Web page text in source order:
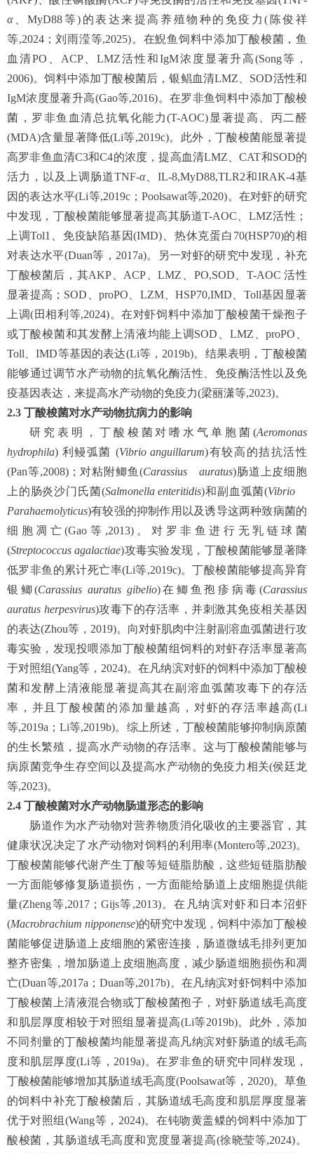
α、MyD88等)的表达来提高养殖物种的免疫力(陈俊祥
等,2024；刘雨滢等,2025)。在鯢鱼饲料中添加丁酸梭菌，鱼
血清PO、ACP、LMZ活性和IgM浓度显著升高(Song等，
2006)。饲料中添加丁酸梭菌后，银鲳血清LMZ、SOD活性和
IgM浓度显著升高(Gao等,2016)。在罗非鱼饲料中添加丁酸梭
菌，罗非鱼血清总抗氧化能力(T-AOC)显著提高、丙二醛
(MDA)含量显著降低(Li等,2019c)。此外，丁酸梭菌能显著提
高罗非鱼血清C3和C4的浓度，提高血清LMZ、CAT和SOD的
活力，以及上调肠道TNF-α、IL-8,MyD88,TLR2和IRAK-4基
因的表达水平(Li等,2019c；Poolsawat等,2020)。在对虾的研究
中发现，丁酸梭菌能够显著提高其肠道T-AOC、LMZ活性；
上调Tol1、免疫缺陷基因(IMD)、热休克蛋白70(HSP70)的相
对表达水平(Duan等，2017a)。另一对虾的研究中发现，补充
丁酸梭菌后，其AKP、ACP、LMZ、PO,SOD、T-AOC 活性
显著提高；SOD、proPO、LZM、HSP70,IMD、Toll基因显著
上调(田相利等,2024)。在对虾饲料中添加丁酸梭菌干燥孢子
或丁酸梭菌和其发酵上清液均能上调SOD、LMZ、proPO、
Toll、IMD等基因的表达(Li等，2019b)。结果表明，丁酸梭菌
能够通过调节水产动物的抗氧化酶活性、免疫酶活性以及免
疫基因表达，来提高水产动物的免疫力(梁丽潇等,2023)。
2.3 丁酸梭菌对水产动物抗病力的影响
研究表明，丁酸梭菌对嗜水气单胞菌(Aeromonas
hydrophila) 利鳗弧菌 (Vibrio anguillarum)有较高的拮抗活性
(Pan等,2008)；对粘附鲫鱼(Carassius auratus)肠道上皮细胞
上的肠炎沙门氏菌(Salmonella enteritidis)和副血弧菌(Vibrio
Parahaemolyticus)有较强的抑制作用以及诱导这两种致病菌的
细胞凋亡(Gao等,2013)。对罗非鱼进行无乳链球菌
(Streptococcus agalactiae)攻毒实验发现，丁酸梭菌能够显著降
低罗非鱼的累计死亡率(Li等,2019c)。丁酸梭菌能够提高异育
银鲫(Carassius auratus gibelio)在鲫鱼孢疹病毒(Carassius
auratus herpesvirus)攻毒下的存活率，并刺激其免疫相关基因
的表达(Zhou等，2019)。向对虾肌肉中注射副溶血弧菌进行攻
毒实验，发现投喂添加丁酸梭菌组饲料的对虾存活率显著高
于对照组(Yang等，2024)。在凡纳滨对虾的饲料中添加丁酸梭
菌和发酵上清液能显著提高其在副溶血弧菌攻毒下的存活
率，并且丁酸梭菌的添加量越高，对虾的存活率越高(Li
等,2019a；Li等,2019b)。综上所述，丁酸梭菌能够抑制病原菌
的生长繁殖，提高水产动物的存活率。这与丁酸梭菌能够与
病原菌竞争生存空间以及提高水产动物的免疫力相关(侯廷龙
等,2023)。
2.4 丁酸梭菌对水产动物肠道形态的影响
肠道作为水产动物对营养物质消化吸收的主要器官，其
健康状况决定了水产动物对饲料的利用率(Montero等,2023)。
丁酸梭菌能够代谢产生丁酸等短链脂肪酸，这些短链脂肪酸
一方面能够修复肠道损伤，一方面能给肠道上皮细胞提供能
量(Zheng等,2017；Gijs等,2013)。在凡纳滨对虾和日本沼虾
(Macrobrachium nipponense)的研究中发现，饲料中添加丁酸梭
菌能够促进肠道上皮细胞的紧密连接，肠道微绒毛排列更加
整齐密集，增加肠道上皮细胞高度，减少肠道细胞损伤和凋
亡(Duan等,2017a；Duan等,2017b)。在凡纳滨对虾饲料中添加
丁酸梭菌上清液混合物或丁酸梭菌孢子，对虾肠道绒毛高度
和肌层厚度相较于对照组显著提高(Li等2019b)。此外，添加
不同剂量的丁酸梭菌均能显著提高凡纳滨对虾肠道的绒毛高
度和肌层厚度(Li等，2019a)。在罗非鱼的研究中同样发现，
丁酸梭菌能够增加其肠道绒毛高度(Poolsawat等，2020)。草鱼
的饲料中补充丁酸梭菌后，其肠道绒毛高度和肌层厚度显著
优于对照组(Wang等，2024)。在钝吻黄盖鲽的饲料中添加丁
酸梭菌，其肠道绒毛高度和宽度显著提高(徐晓莹等,2024)。